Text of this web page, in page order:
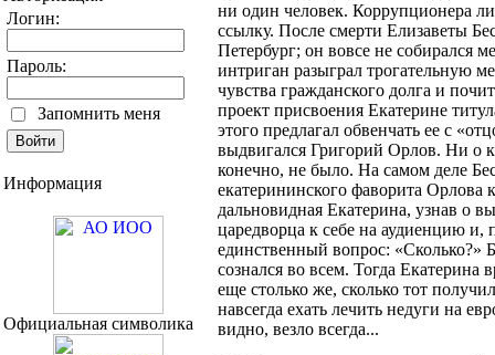
Логин:
Пароль:
Запомнить меня
Информация
Официальная символика
ни один человек. Коррупционера
ссылку. После смерти Елизаветы
Петербург; он вовсе не собирался
интриган разыграл трогательную
чувства гражданского долга и
проект присвоения Екатерине
этого предлагал обвенчать ее с
выдвигался Григорий Орлов. Ни о
конечно, не было. На самом деле
екатерининского фаворита
дальновидная Екатерина, узнав о
царедворца к себе на аудиенцию и,
единственный вопрос: «Сколько?»
сознался во всем. Тогда Екатерина
еще столько же, сколько тот
навсегда ехать лечить недуги на
видно, везло всегда...